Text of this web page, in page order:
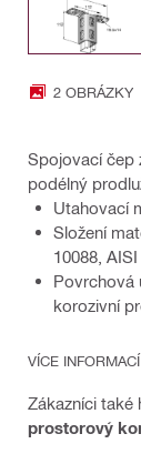
2 OBRÁZKY
Spojovací čep
podélný
Utahovací
Složení
10088,
Povrchová
korozivní
VÍCE INFORMACÍ
Zákazníci také
prostorový